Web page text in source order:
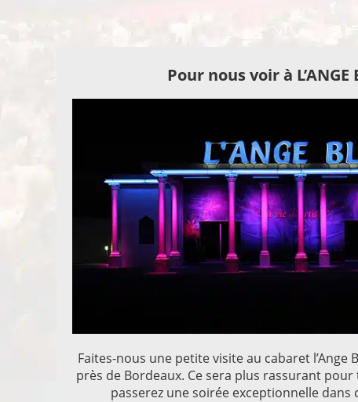
Pour nous voir à L’ANGE
Faites-nous une petite visite au cabaret l’Ange
près de Bordeaux. Ce sera plus rassurant
passerez une soirée exceptionnelle dans